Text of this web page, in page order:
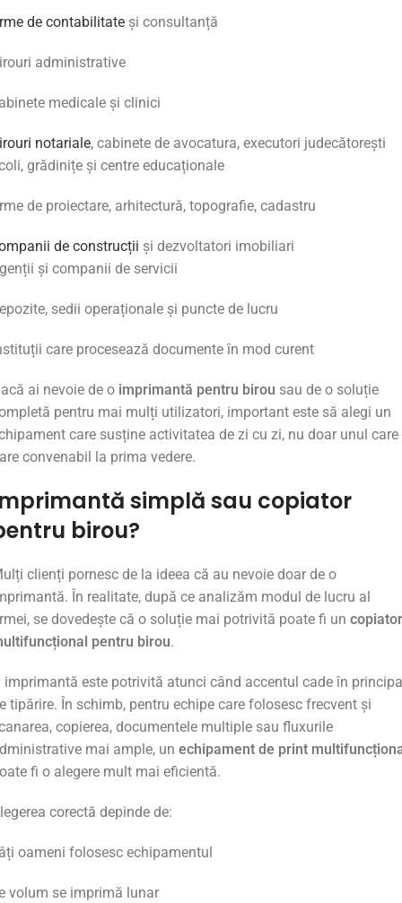
de contabilitate și consultanță
administrative
medicale și clinici
notariale, cabinete de avocatura, executori judecătorești
grădinițe și centre educaționale
de proiectare, arhitectură, topografie, cadastru
de construcții și dezvoltatori imobiliari
și companii de servicii
sedii operaționale și puncte de lucru
care procesează documente în mod curent
ai nevoie de o imprimantă pentru birou sau de o soluție
pentru mai mulți utilizatori, important este să alegi un
care susține activitatea de zi cu zi, nu doar unul care
convenabil la prima vedere.
simplă sau copiator
birou?
clienți pornesc de la ideea că au nevoie doar de o
În realitate, după ce analizăm modul de lucru al
se dovedește că o soluție mai potrivită poate fi un copiator
pentru birou.
imprimantă este potrivită atunci când accentul cade în
tipărire. În schimb, pentru echipe care folosesc frecvent și
copierea, documentele multiple sau fluxurile
mai ample, un echipament de print
fi o alegere mult mai eficientă.
corectă depinde de:
oameni folosesc echipamentul
volum se imprimă lunar